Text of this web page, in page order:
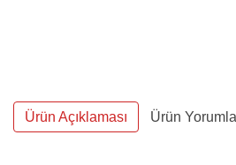
Ürün Açıklaması Ürün